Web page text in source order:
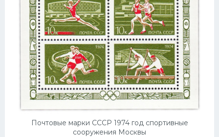
Почтовые марки СССР 1974 год спортивные
сооружения Москвы
Интерьер квартиры